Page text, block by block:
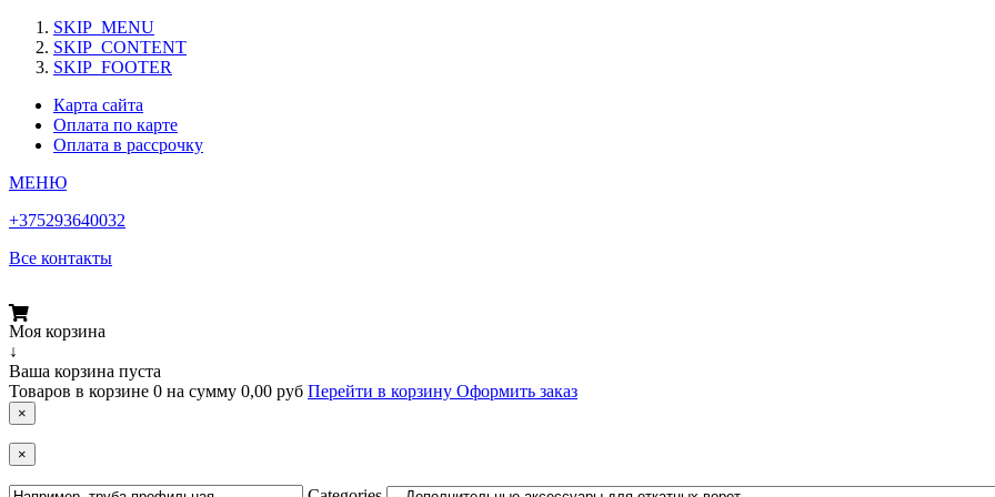
SKIP_MENU
SKIP_CONTENT
SKIP_FOOTER
Карта сайта
Оплата по карте
Оплата в рассрочку
МЕНЮ
+375293640032
Все контакты
Моя корзина
↓
Ваша корзина пуста
Товаров в корзине 0 на сумму 0,00 руб Перейти в корзину Оформить заказ
×
×